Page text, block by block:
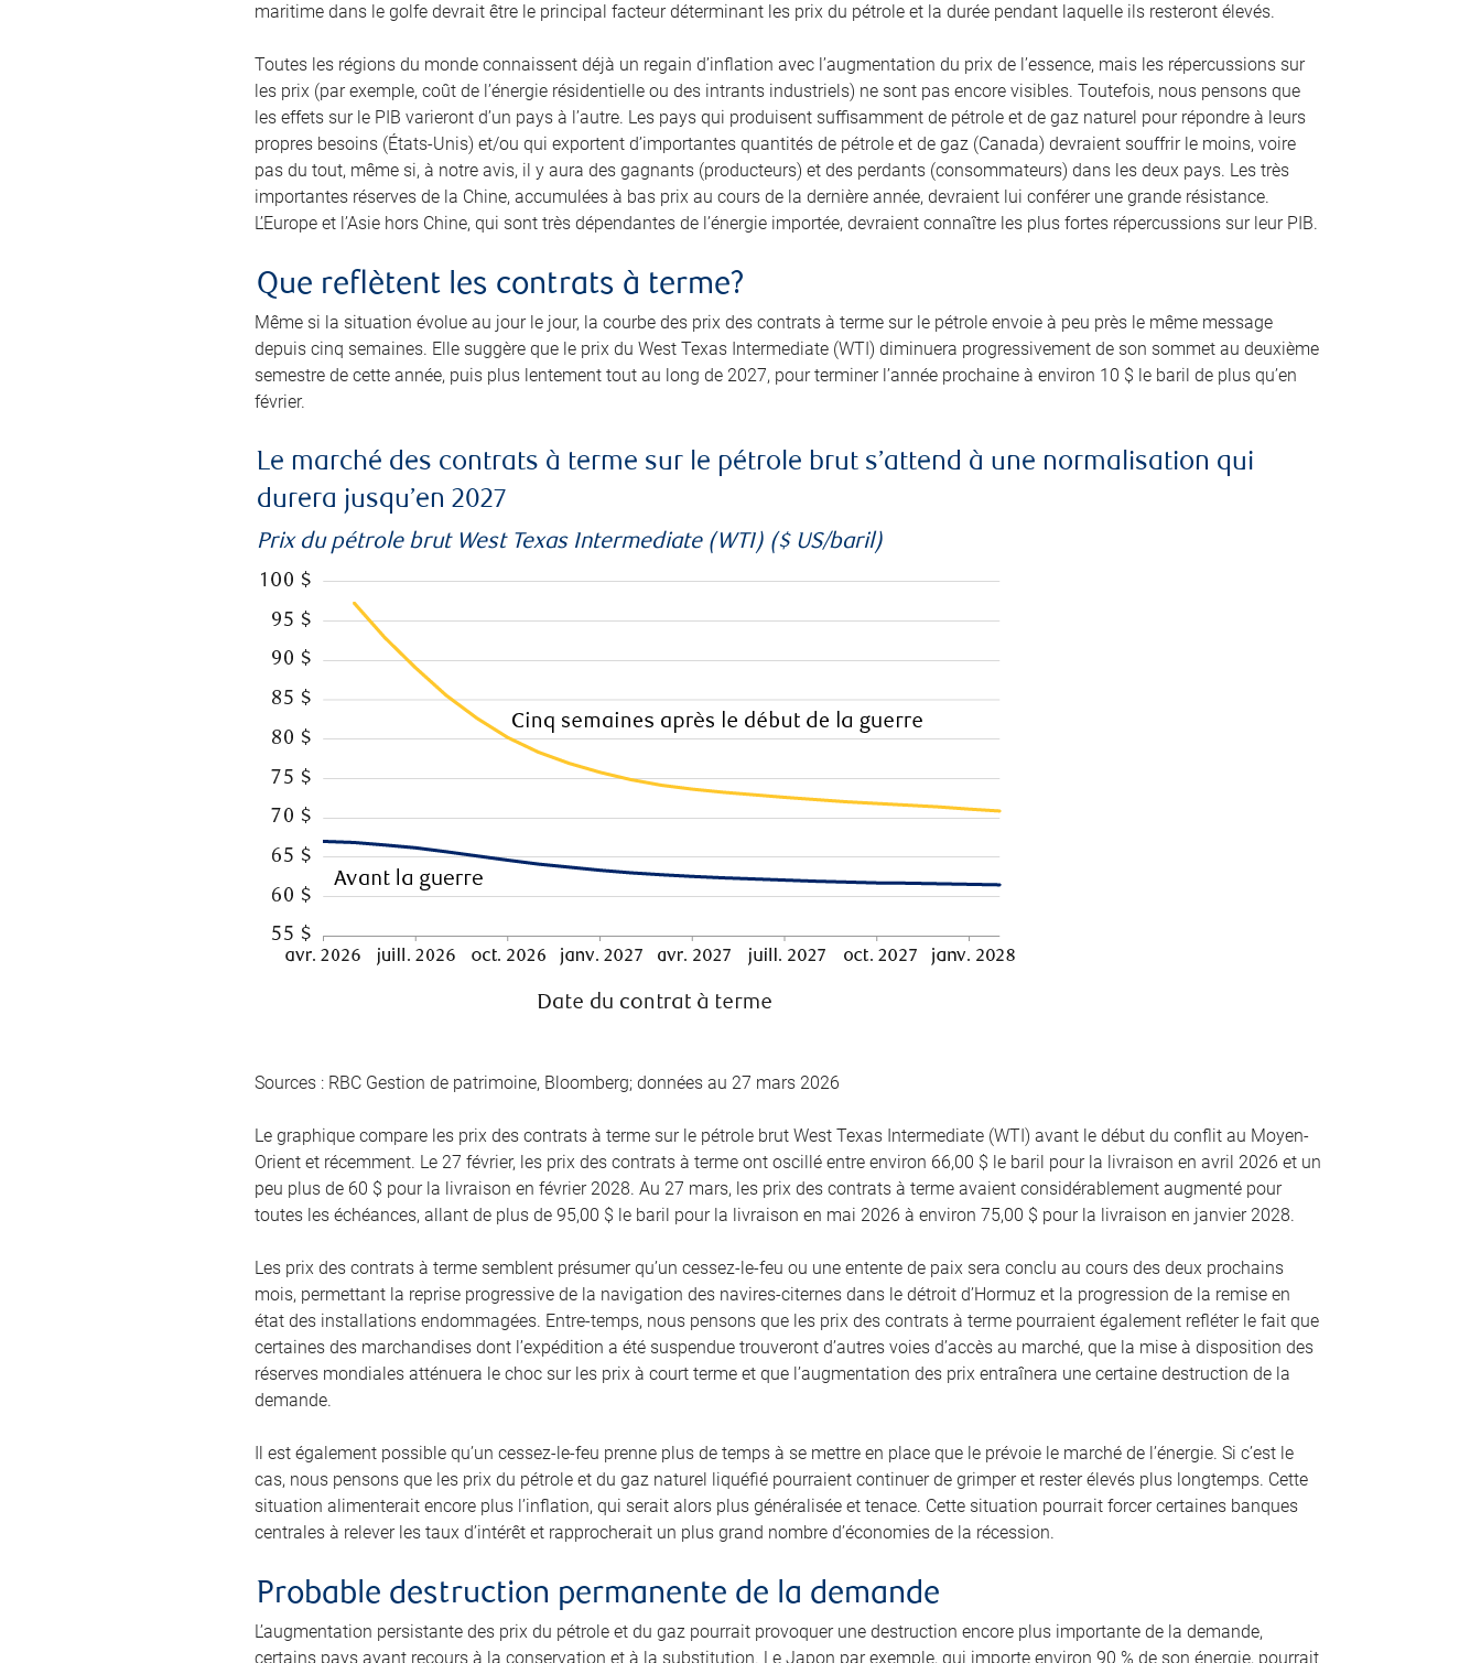
maritime dans le golfe devrait être le principal facteur déterminant les prix du pétrole et la durée pendant laquelle ils resteront élevés.
Toutes les régions du monde connaissent déjà un regain d’inflation avec l’augmentation du prix de l’essence, mais les répercussions sur
les prix (par exemple, coût de l’énergie résidentielle ou des intrants industriels) ne sont pas encore visibles. Toutefois, nous pensons que
les effets sur le PIB varieront d’un pays à l’autre. Les pays qui produisent suffisamment de pétrole et de gaz naturel pour répondre à leurs
propres besoins (États-Unis) et/ou qui exportent d’importantes quantités de pétrole et de gaz (Canada) devraient souffrir le moins, voire
pas du tout, même si, à notre avis, il y aura des gagnants (producteurs) et des perdants (consommateurs) dans les deux pays. Les très
importantes réserves de la Chine, accumulées à bas prix au cours de la dernière année, devraient lui conférer une grande résistance.
L’Europe et l’Asie hors Chine, qui sont très dépendantes de l’énergie importée, devraient connaître les plus fortes répercussions sur leur PIB.
Que reflètent les contrats à terme?
Même si la situation évolue au jour le jour, la courbe des prix des contrats à terme sur le pétrole envoie à peu près le même message
depuis cinq semaines. Elle suggère que le prix du West Texas Intermediate (WTI) diminuera progressivement de son sommet au deuxième
semestre de cette année, puis plus lentement tout au long de 2027, pour terminer l’année prochaine à environ 10 $ le baril de plus qu’en
février.
Le marché des contrats à terme sur le pétrole brut s’attend à une normalisation qui
durera jusqu’en 2027
Prix du pétrole brut West Texas Intermediate (WTI) ($ US/baril)
Sources : RBC Gestion de patrimoine, Bloomberg; données au 27 mars 2026
Le graphique compare les prix des contrats à terme sur le pétrole brut West Texas Intermediate (WTI) avant le début du conflit au Moyen-
Orient et récemment. Le 27 février, les prix des contrats à terme ont oscillé entre environ 66,00 $ le baril pour la livraison en avril 2026 et un
peu plus de 60 $ pour la livraison en février 2028. Au 27 mars, les prix des contrats à terme avaient considérablement augmenté pour
toutes les échéances, allant de plus de 95,00 $ le baril pour la livraison en mai 2026 à environ 75,00 $ pour la livraison en janvier 2028.
Les prix des contrats à terme semblent présumer qu’un cessez-le-feu ou une entente de paix sera conclu au cours des deux prochains
mois, permettant la reprise progressive de la navigation des navires-citernes dans le détroit d’Hormuz et la progression de la remise en
état des installations endommagées. Entre-temps, nous pensons que les prix des contrats à terme pourraient également refléter le fait que
certaines des marchandises dont l’expédition a été suspendue trouveront d’autres voies d’accès au marché, que la mise à disposition des
réserves mondiales atténuera le choc sur les prix à court terme et que l’augmentation des prix entraînera une certaine destruction de la
demande.
Il est également possible qu’un cessez-le-feu prenne plus de temps à se mettre en place que le prévoie le marché de l’énergie. Si c’est le
cas, nous pensons que les prix du pétrole et du gaz naturel liquéfié pourraient continuer de grimper et rester élevés plus longtemps. Cette
situation alimenterait encore plus l’inflation, qui serait alors plus généralisée et tenace. Cette situation pourrait forcer certaines banques
centrales à relever les taux d’intérêt et rapprocherait un plus grand nombre d’économies de la récession.
Probable destruction permanente de la demande
L’augmentation persistante des prix du pétrole et du gaz pourrait provoquer une destruction encore plus importante de la demande,
certains pays ayant recours à la conservation et à la substitution. Le Japon par exemple, qui importe environ 90 % de son énergie, pourrait